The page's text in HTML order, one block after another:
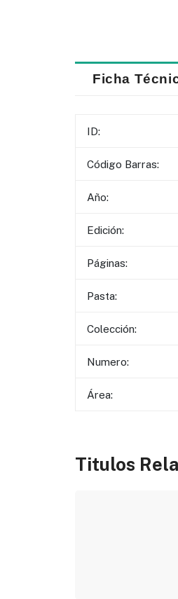
Ficha
ID:
Código Barras:
Año:
Edición:
Páginas:
Pasta:
Colección:
Numero:
Área:
Titulos